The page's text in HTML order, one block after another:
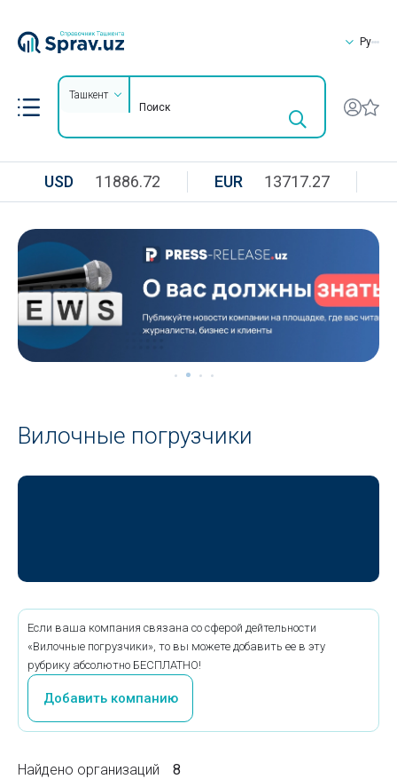
Ру
Ташкент
USD 11886.72 EUR 13717.27
Вилочные погрузчики
Если ваша компания связана со сферой дейтельности
«Вилочные погрузчики», то вы можете добавить ее в эту
рубрику абсолютно БЕСПЛАТНО!
Добавить компанию
Найдено организаций 8